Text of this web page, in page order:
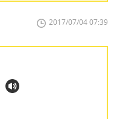
2017/07/04 07:39